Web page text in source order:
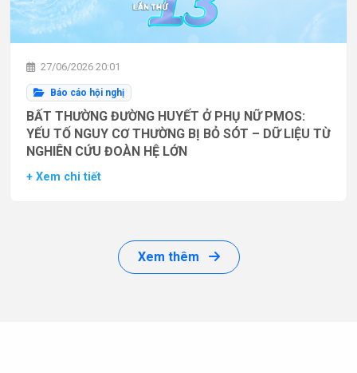
27/06/2026 20:01
Báo cáo hội nghị
BẤT THƯỜNG ĐƯỜNG HUYẾT Ở PHỤ NỮ PMOS:
YẾU TỐ NGUY CƠ THƯỜNG BỊ BỎ SÓT – DỮ LIỆU TỪ
NGHIÊN CỨU ĐOÀN HỆ LỚN
+ Xem chi tiết
Xem thêm